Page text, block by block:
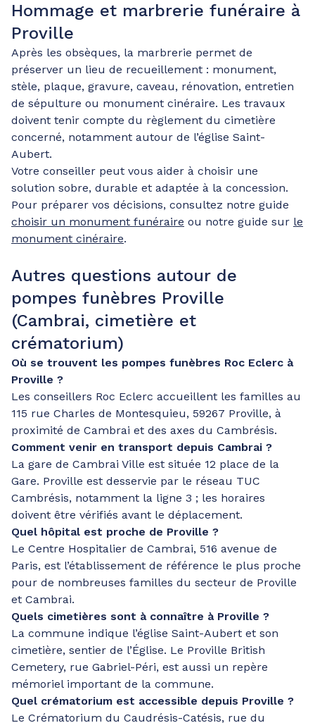
Hommage et marbrerie funéraire à
Proville
Après les obsèques, la marbrerie permet de
préserver un lieu de recueillement : monument,
stèle, plaque, gravure, caveau, rénovation, entretien
de sépulture ou monument cinéraire. Les travaux
doivent tenir compte du règlement du cimetière
concerné, notamment autour de l’église Saint-
Aubert.
Votre conseiller peut vous aider à choisir une
solution sobre, durable et adaptée à la concession.
Pour préparer vos décisions, consultez notre guide
choisir un monument funéraire ou notre guide sur le
monument cinéraire.
Autres questions autour de
pompes funèbres Proville
(Cambrai, cimetière et
crématorium)
Où se trouvent les pompes funèbres Roc Eclerc à
Proville ?
Les conseillers Roc Eclerc accueillent les familles au
115 rue Charles de Montesquieu, 59267 Proville, à
proximité de Cambrai et des axes du Cambrésis.
Comment venir en transport depuis Cambrai ?
La gare de Cambrai Ville est située 12 place de la
Gare. Proville est desservie par le réseau TUC
Cambrésis, notamment la ligne 3 ; les horaires
doivent être vérifiés avant le déplacement.
Quel hôpital est proche de Proville ?
Le Centre Hospitalier de Cambrai, 516 avenue de
Paris, est l’établissement de référence le plus proche
pour de nombreuses familles du secteur de Proville
et Cambrai.
Quels cimetières sont à connaître à Proville ?
La commune indique l’église Saint-Aubert et son
cimetière, sentier de l’Église. Le Proville British
Cemetery, rue Gabriel-Péri, est aussi un repère
mémoriel important de la commune.
Quel crématorium est accessible depuis Proville ?
Le Crématorium du Caudrésis-Catésis, rue du